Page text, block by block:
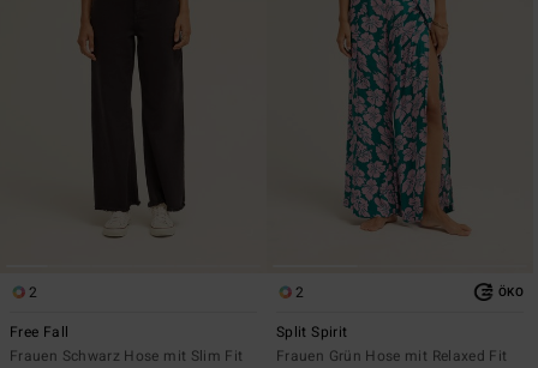
2
Free Fall
Frauen Schwarz Hose mit Slim Fit
2 ÖKO
Split Spirit
Frauen Grün Hose mit Relaxed Fit